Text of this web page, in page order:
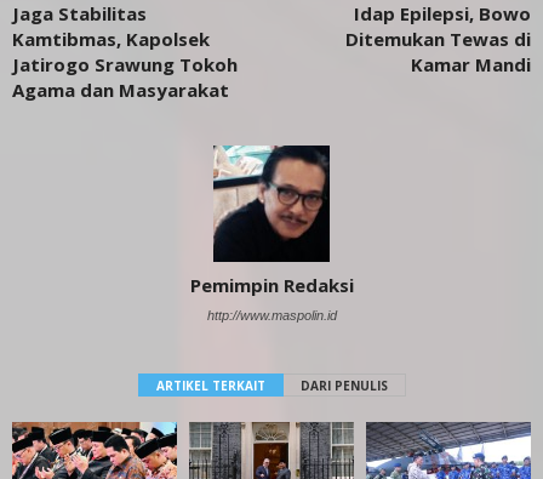
Jaga Stabilitas
Kamtibmas, Kapolsek
Jatirogo Srawung Tokoh
Agama dan Masyarakat
Idap Epilepsi, Bowo
Ditemukan Tewas di
Kamar Mandi
Pemimpin Redaksi
http://www.maspolin.id
ARTIKEL TERKAIT DARI PENULIS